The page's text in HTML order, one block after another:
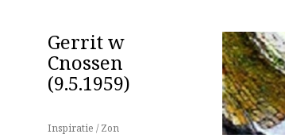
Gerrit w
Cnossen
(9.5.1959)
Inspiratie / Zon